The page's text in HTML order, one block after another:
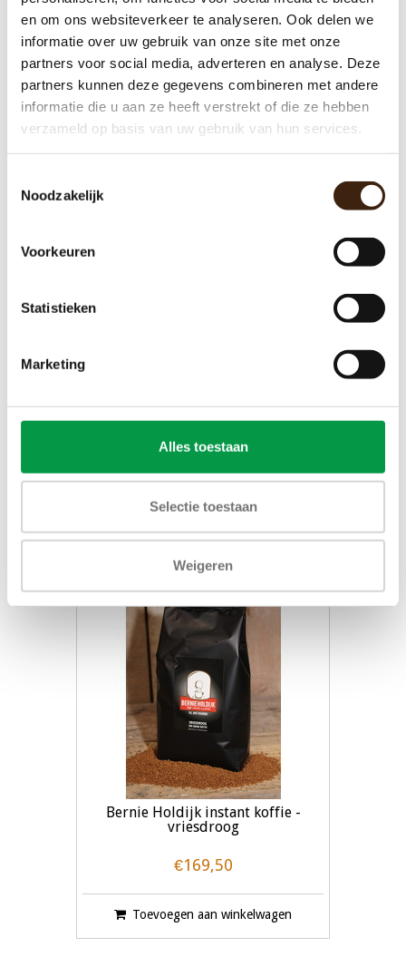
en om ons websiteverkeer te analyseren. Ook delen we
informatie over uw gebruik van onze site met onze
partners voor social media, adverteren en analyse. Deze
partners kunnen deze gegevens combineren met andere
informatie die u aan ze heeft verstrekt of die ze hebben
verzameld op basis van uw gebruik van hun services.
Noodzakelijk
Voorkeuren
Statistieken
Marketing
Alles toestaan
Selectie toestaan
Weigeren
Nukoffie koffie bekers 180 cc - 2500
€55,75
Toevoegen aan winkelwagen
Choco Cacaomix
€105,00
Bernie Holdijk instant koffie -
vriesdroog
€169,50
Toevoegen aan winkelwagen